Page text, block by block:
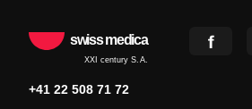
swiss medica
XXI century S.A.
+41 22 508 71 72